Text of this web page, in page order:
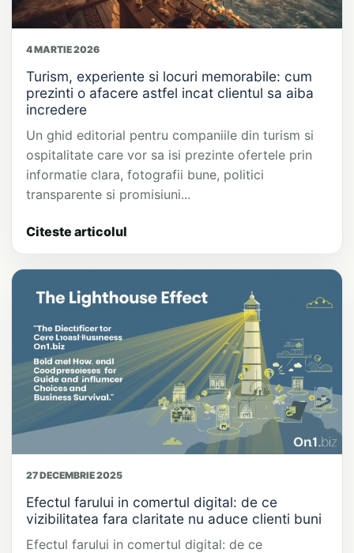
4 MARTIE 2026
Turism, experiente si locuri memorabile: cum
prezinti o afacere astfel incat clientul sa aiba
incredere
Un ghid editorial pentru companiile din turism si
ospitalitate care vor sa isi prezinte ofertele prin
informatie clara, fotografii bune, politici
transparente si promisiuni...
Citeste articolul
27 DECEMBRIE 2025
Efectul farului in comertul digital: de ce
vizibilitatea fara claritate nu aduce clienti buni
Efectul farului in comertul digital: de ce